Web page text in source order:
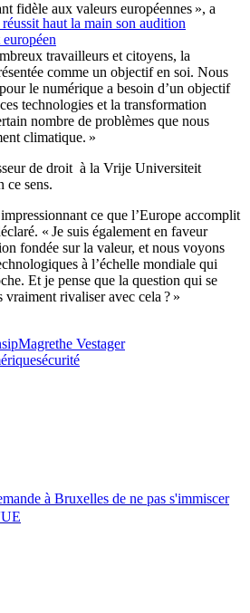
haut la main son audition
fidèle aux valeurs européennes », a
travailleurs et citoyens, la
comme un objectif en soi. Nous
le numérique a besoin d’un objectif
technologies et la transformation
nombre de problèmes que nous
climatique. »
de droit à la Vrije Universiteit
ce sens.
impressionnant ce que l’Europe accomplit
« Je suis également en faveur
fondée sur la valeur, et nous voyons
à l’échelle mondiale qui
Et je pense que la question qui se
vraiment rivaliser avec cela ? »
Magrethe Vestager
sécurité
à Bruxelles de ne pas s'immiscer